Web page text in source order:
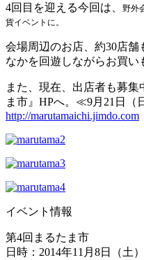
4回目を迎える今回は、
野外
貨イベントに。
会場周辺のお店、約30店
なかを回遊しながらお買い
また、現在、出店者も募
ま市』HPへ。≪9月21日（
http://marutamaichi.jimdo.com
イベント情報
第4回まるたま市
日時：2014年11月8日（